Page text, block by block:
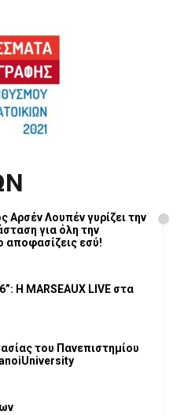
Αρσέν Λουπέν γυρίζει την
για όλη την
το αποφασίζεις εσύ!
Η MARSEAUX LIVE στα
του Πανεπιστημίου